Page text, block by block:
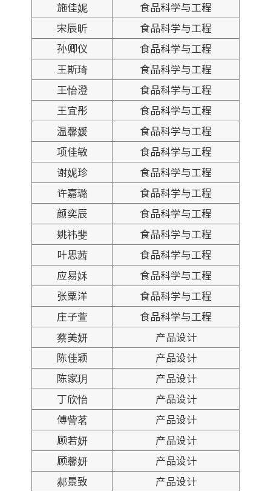
施佳妮
食品科学与工程
宋辰昕
食品科学与工程
孙卿仪
食品科学与工程
王斯琦
食品科学与工程
王怡澄
食品科学与工程
王宜彤
食品科学与工程
温馨媛
食品科学与工程
项佳敏
食品科学与工程
谢妮珍
食品科学与工程
许嘉璐
食品科学与工程
颜奕辰
食品科学与工程
姚祎斐
食品科学与工程
叶思茜
食品科学与工程
应易姀
食品科学与工程
张粟洋
食品科学与工程
庄子萱
食品科学与工程
蔡美妍
产品设计
陈佳颖
产品设计
陈家玥
产品设计
丁欣怡
产品设计
傅訾茗
产品设计
顾若妍
产品设计
顾馨妍
产品设计
郝景致
产品设计